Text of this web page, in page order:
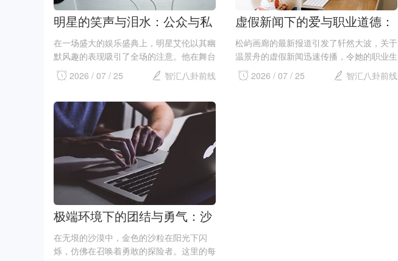
明星的笑声与泪水：公众与私
生活的碰撞
在一场盛大的娱乐盛典上，明星艾伦以其幽
默风趣的表现吸引了全场的注意。他在舞台
上的搞笑言行让观众捧腹大笑，现场气氛轻
松愉快，艾伦成为了当晚的焦点。观众们纷
乎所有的烦...
2026 / 07 / 25 智汇八卦前线
虚假新闻下的爱与职业道德：
明星与记者的故事
松屿画廊的最新报道引发了轩然大波，关于
温景舟的虚假新闻迅速传播，令她的职业生
涯岌岌可危。报道中声称她与一位神秘富豪
的关系不清，甚至暗示她的成就全是依靠潜
2026 / 07 / 25 智汇八卦前线
极端环境下的团结与勇气：沙
漠探险的启示
在无垠的沙漠中，金色的沙粒在阳光下闪
烁，仿佛在召唤着勇敢的探险者。这里的每